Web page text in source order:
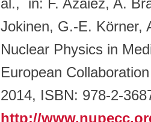
Jokinen, G.-E. Körner,
Nuclear Physics in
European
2014, ISBN: 978-2-
http://